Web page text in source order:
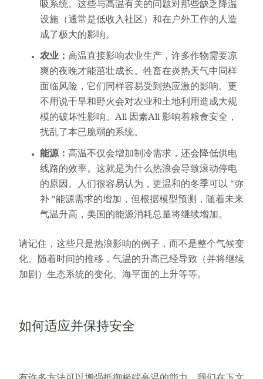
吸系统。这些与高温有关的问题对那些缺乏降温
设施（通常是低收入社区）和在户外工作的人造
成了极大的影响。
农业： 高温直接影响农业生产，许多作物需要凉
爽的夜晚才能茁壮成长。牲畜在炎热天气中同样
面临风险，它们同样容易受到热应激的影响。更
不用说干旱和野火会对农业和土地利用造成大规
模的破坏性影响。All 因素All 影响着粮食安全，
扰乱了本已脆弱的系统。
能源： 高温不仅会增加制冷需求，还会降低供电
线路的效率。这就是为什么热浪会导致滚动停电
的原因。人们很容易认为，更温和的冬季可以 "弥
补 "能源需求的增加，但根据模型预测，随着未来
气温升高，美国的能源消耗总量将继续增加。
请记住，这些只是热浪影响的例子，而不是整个气候变
化。随着时间的推移，气温的升高已经导致（并将继续
加剧）生态系统的变化、海平面的上升等等。
如何适应并保持安全